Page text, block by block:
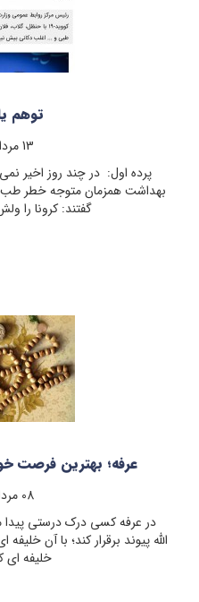
توهم‌
13 مرداد 1399
پرده اول: در چند روز اخیر
بهداشت همزمان متوجه خطر
گفتند: کرونا را
عرفه؛ بهترین فرصت
08 مرداد 1399
در عرفه کسی درک درستی
الله پیوند برقرار کند؛ با آن
خلیفه ­ای